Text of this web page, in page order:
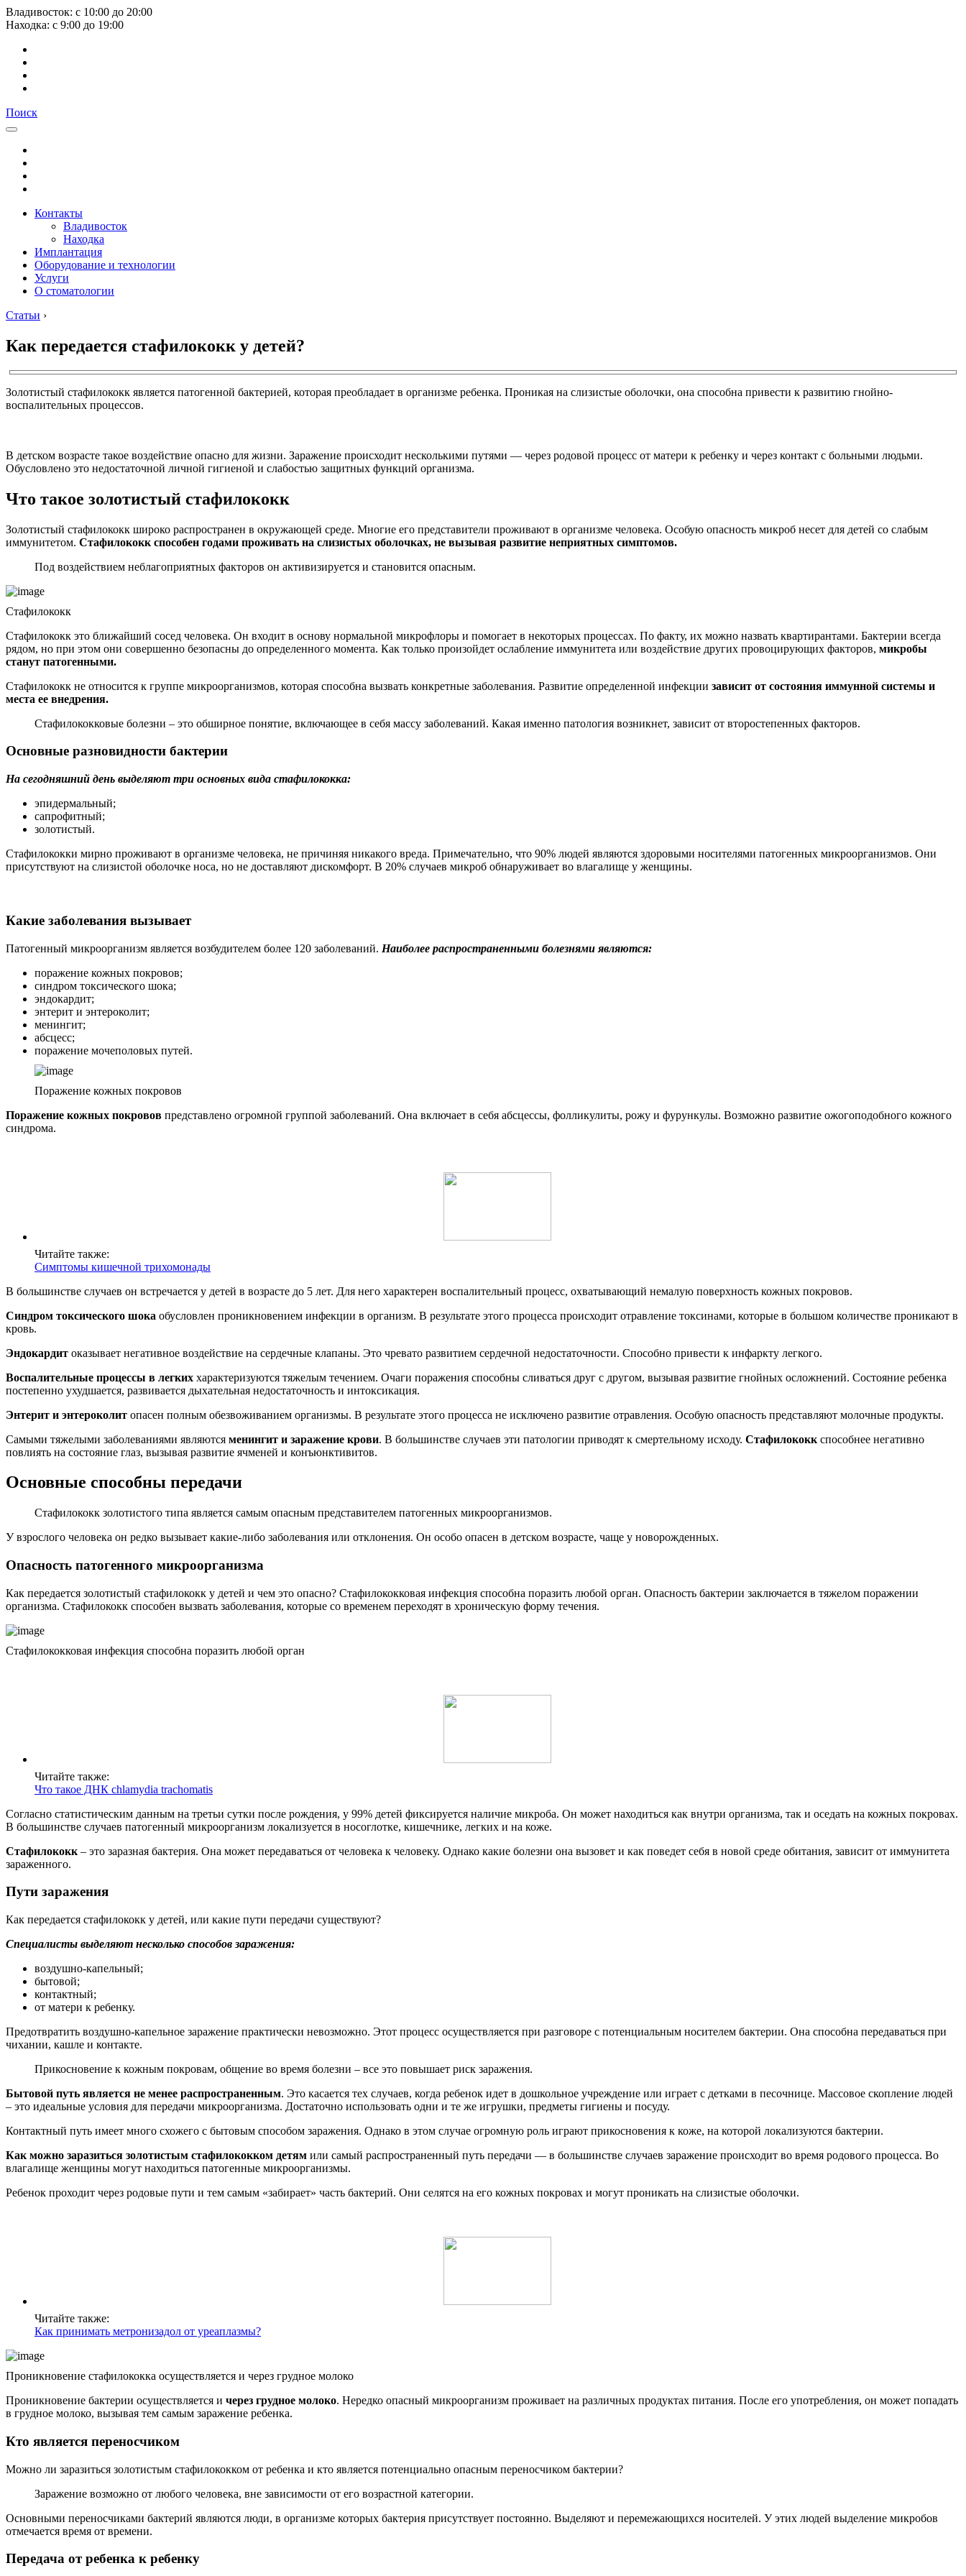
Владивосток: с 10:00 до 20:00
Находка: с 9:00 до 19:00
Поиск
Контакты
Владивосток
Находка
Имплантация
Оборудование и технологии
Услуги
О стоматологии
Статьи ›
Как передается стафилококк у детей?
Золотистый стафилококк является патогенной бактерией, которая преобладает в организме ребенка. Проникая на слизистые оболочки, она способна привести к развитию гнойно-
воспалительных процессов.
В детском возрасте такое воздействие опасно для жизни. Заражение происходит несколькими путями — через родовой процесс от матери к ребенку и через контакт с больными людьми.
Обусловлено это недостаточной личной гигиеной и слабостью защитных функций организма.
Что такое золотистый стафилококк
Золотистый стафилококк широко распространен в окружающей среде. Многие его представители проживают в организме человека. Особую опасность микроб несет для детей со слабым
иммунитетом. Стафилококк способен годами проживать на слизистых оболочках, не вызывая развитие неприятных симптомов.
Под воздействием неблагоприятных факторов он активизируется и становится опасным.
Стафилококк
Стафилококк это ближайший сосед человека. Он входит в основу нормальной микрофлоры и помогает в некоторых процессах. По факту, их можно назвать квартирантами. Бактерии всегда
рядом, но при этом они совершенно безопасны до определенного момента. Как только произойдет ослабление иммунитета или воздействие других провоцирующих факторов, микробы
станут патогенными.
Стафилококк не относится к группе микроорганизмов, которая способна вызвать конкретные заболевания. Развитие определенной инфекции зависит от состояния иммунной системы и
места ее внедрения.
Стафилококковые болезни – это обширное понятие, включающее в себя массу заболеваний. Какая именно патология возникнет, зависит от второстепенных факторов.
Основные разновидности бактерии
На сегодняшний день выделяют три основных вида стафилококка:
эпидермальный;
сапрофитный;
золотистый.
Стафилококки мирно проживают в организме человека, не причиняя никакого вреда. Примечательно, что 90% людей являются здоровыми носителями патогенных микроорганизмов. Они
присутствуют на слизистой оболочке носа, но не доставляют дискомфорт. В 20% случаев микроб обнаруживает во влагалище у женщины.
Какие заболевания вызывает
Патогенный микроорганизм является возбудителем более 120 заболеваний. Наиболее распространенными болезнями являются:
поражение кожных покровов;
синдром токсического шока;
эндокардит;
энтерит и энтероколит;
менингит;
абсцесс;
поражение мочеполовых путей.
Поражение кожных покровов
Поражение кожных покровов представлено огромной группой заболеваний. Она включает в себя абсцессы, фолликулиты, рожу и фурункулы. Возможно развитие ожогоподобного кожного
синдрома.
Читайте также:
Симптомы кишечной трихомонады
В большинстве случаев он встречается у детей в возрасте до 5 лет. Для него характерен воспалительный процесс, охватывающий немалую поверхность кожных покровов.
Синдром токсического шока обусловлен проникновением инфекции в организм. В результате этого процесса происходит отравление токсинами, которые в большом количестве проникают в
кровь.
Эндокардит оказывает негативное воздействие на сердечные клапаны. Это чревато развитием сердечной недостаточности. Способно привести к инфаркту легкого.
Воспалительные процессы в легких характеризуются тяжелым течением. Очаги поражения способны сливаться друг с другом, вызывая развитие гнойных осложнений. Состояние ребенка
постепенно ухудшается, развивается дыхательная недостаточность и интоксикация.
Энтерит и энтероколит опасен полным обезвоживанием организмы. В результате этого процесса не исключено развитие отравления. Особую опасность представляют молочные продукты.
Самыми тяжелыми заболеваниями являются менингит и заражение крови. В большинстве случаев эти патологии приводят к смертельному исходу. Стафилококк способнее негативно
повлиять на состояние глаз, вызывая развитие ячменей и конъюнктивитов.
Основные способны передачи
Стафилококк золотистого типа является самым опасным представителем патогенных микроорганизмов.
У взрослого человека он редко вызывает какие-либо заболевания или отклонения. Он особо опасен в детском возрасте, чаще у новорожденных.
Опасность патогенного микроорганизма
Как передается золотистый стафилококк у детей и чем это опасно? Стафилококковая инфекция способна поразить любой орган. Опасность бактерии заключается в тяжелом поражении
организма. Стафилококк способен вызвать заболевания, которые со временем переходят в хроническую форму течения.
Стафилококковая инфекция способна поразить любой орган
Читайте также:
Что такое ДНК chlamydia trachomatis
Согласно статистическим данным на третьи сутки после рождения, у 99% детей фиксируется наличие микроба. Он может находиться как внутри организма, так и оседать на кожных покровах.
В большинстве случаев патогенный микроорганизм локализуется в носоглотке, кишечнике, легких и на коже.
Стафилококк – это заразная бактерия. Она может передаваться от человека к человеку. Однако какие болезни она вызовет и как поведет себя в новой среде обитания, зависит от иммунитета
зараженного.
Пути заражения
Как передается стафилококк у детей, или какие пути передачи существуют?
Специалисты выделяют несколько способов заражения:
воздушно-капельный;
бытовой;
контактный;
от матери к ребенку.
Предотвратить воздушно-капельное заражение практически невозможно. Этот процесс осуществляется при разговоре с потенциальным носителем бактерии. Она способна передаваться при
чихании, кашле и контакте.
Прикосновение к кожным покровам, общение во время болезни – все это повышает риск заражения.
Бытовой путь является не менее распространенным. Это касается тех случаев, когда ребенок идет в дошкольное учреждение или играет с детками в песочнице. Массовое скопление людей
– это идеальные условия для передачи микроорганизма. Достаточно использовать одни и те же игрушки, предметы гигиены и посуду.
Контактный путь имеет много схожего с бытовым способом заражения. Однако в этом случае огромную роль играют прикосновения к коже, на которой локализуются бактерии.
Как можно заразиться золотистым стафилококком детям или самый распространенный путь передачи — в большинстве случаев заражение происходит во время родового процесса. Во
влагалище женщины могут находиться патогенные микроорганизмы.
Ребенок проходит через родовые пути и тем самым «забирает» часть бактерий. Они селятся на его кожных покровах и могут проникать на слизистые оболочки.
Читайте также:
Как принимать метронизадол от уреаплазмы?
Проникновение стафилококка осуществляется и через грудное молоко
Проникновение бактерии осуществляется и через грудное молоко. Нередко опасный микроорганизм проживает на различных продуктах питания. После его употребления, он может попадать
в грудное молоко, вызывая тем самым заражение ребенка.
Кто является переносчиком
Можно ли заразиться золотистым стафилококком от ребенка и кто является потенциально опасным переносчиком бактерии?
Заражение возможно от любого человека, вне зависимости от его возрастной категории.
Основными переносчиками бактерий являются люди, в организме которых бактерия присутствует постоянно. Выделяют и перемежающихся носителей. У этих людей выделение микробов
отмечается время от времени.
Передача от ребенка к ребенку